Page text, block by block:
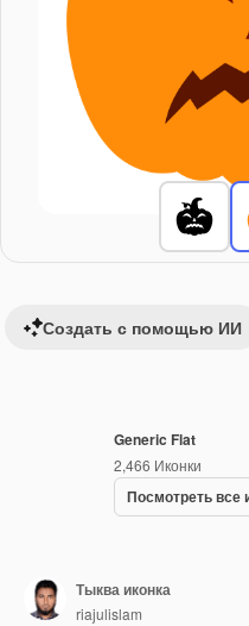
Generic Flat
2,466 Иконки
Посмотреть все
Создать с помощью ИИ
Тыква иконка
riajulislam